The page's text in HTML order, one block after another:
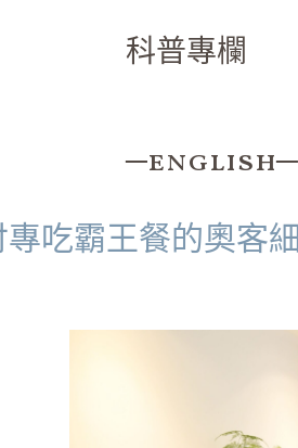
科普專欄
─english─
吃霸王餐的奧客細